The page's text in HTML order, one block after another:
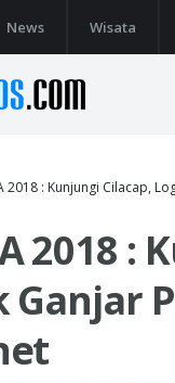
News Wisata
2018 : Kunjungi Cilacap,
2018 :
Ganjar